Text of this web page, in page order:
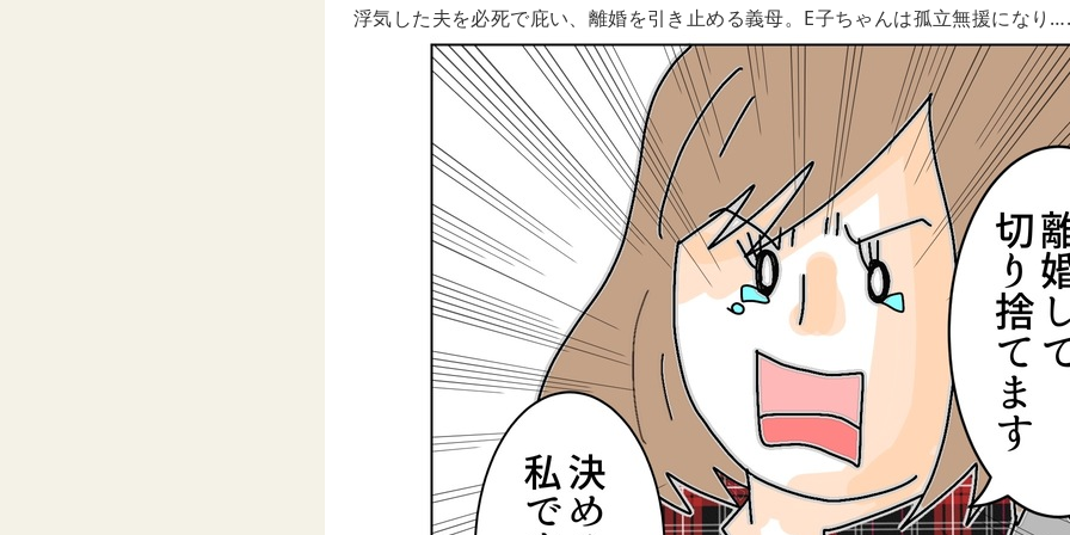
浮気した夫を必死で庇い、離婚を引き止める義母。E子ちゃんは孤立無援になり